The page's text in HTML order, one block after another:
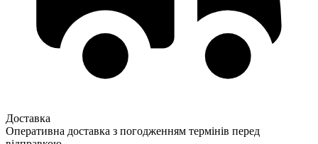
Доставка
Оперативна доставка з погодженням термінів перед